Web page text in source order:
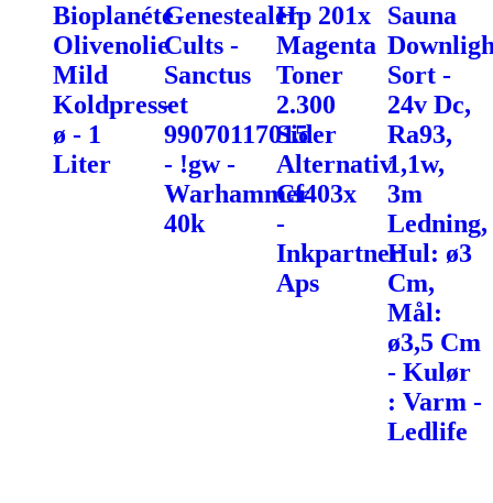
Bioplanéte
Olivenolie
Mild
Koldpresset
ø - 1
Liter
Genestealer
Cults -
Sanctus
-
99070117015
- !gw -
Warhammer
40k
Hp 201x
Magenta
Toner
2.300
Sider
Alternativ
Cf403x
-
Inkpartner
Aps
Sauna
Sort -
24v Dc,
Ra93,
1,1w,
3m
Ledning,
Hul: ø3
Cm,
Mål:
ø3,5 Cm
- Kulør
: Varm -
Ledlife